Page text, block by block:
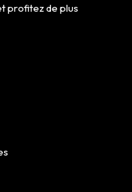
profitez de plus